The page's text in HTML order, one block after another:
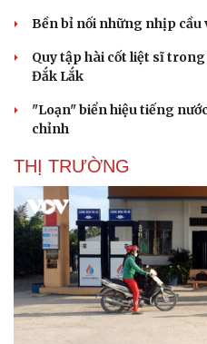
Bền bỉ nối những nhịp cầu
Quy tập hài cốt liệt sĩ
Đắk Lắk
"Loạn" biển hiệu tiếng
chỉnh
THỊ TRƯỜNG